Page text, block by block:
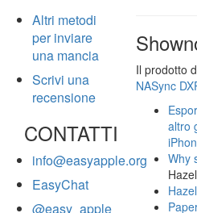
Altri metodi
per inviare
una mancia
Scrivi una
recensione
CONTATTI
info@easyapple.org
EasyChat
@easy_apple
Il prodotto
NASync
altro
Why
Hazel